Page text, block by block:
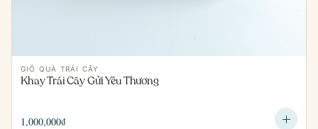
GIỎ QUÀ TRÁI CÂY
Khay Trái Cây Gửi Yêu Thương
1,000,000₫